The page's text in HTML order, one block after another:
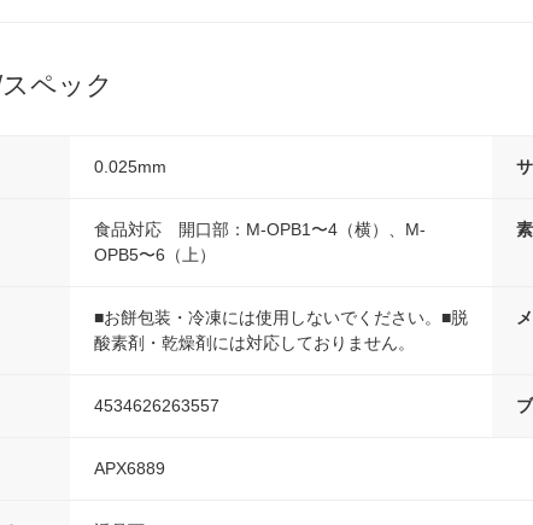
ペック
0.025mm
食品対応 開口部：M-OPB1〜4（横）、M-
OPB5〜6（上）
■お餅包装・冷凍には使用しないでください。■脱
酸素剤・乾燥剤には対応しておりません。
4534626263557
APX6889